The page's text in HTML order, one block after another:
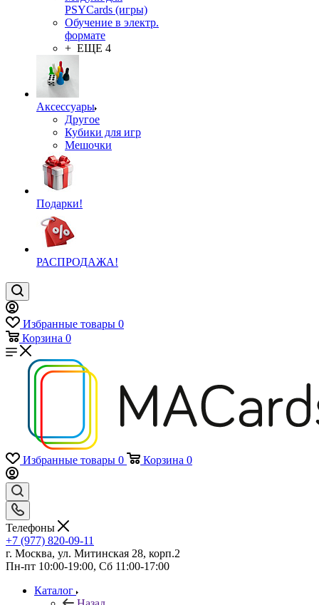
PSYCards (игры)
Обучение в электр.
формате
+ ЕЩЕ 4
Аксессуары
Другое
Кубики для игр
Мешочки
Подарки!
РАСПРОДАЖА!
Избранные товары 0
Корзина 0
Избранные товары 0 Корзина 0
Телефоны
+7 (977) 820-09-11
г. Москва, ул. Митинская 28, корп.2
Пн-пт 10:00-19:00, Сб 11:00-17:00
Каталог